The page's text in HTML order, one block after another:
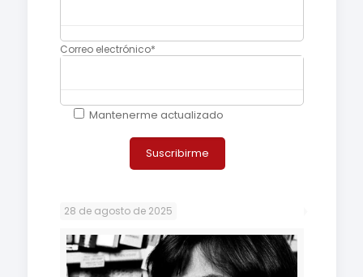
Correo electrónico*
Mantenerme actualizado
28 de agosto de 2025